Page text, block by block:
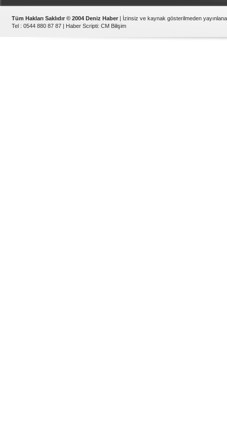
Tüm Hakları Saklıdır © 2004 Deniz Haber | İzinsiz ve kaynak gösterilmeden
Tel : 0544 880 87 87 | Haber Scripti: CM Bilişim